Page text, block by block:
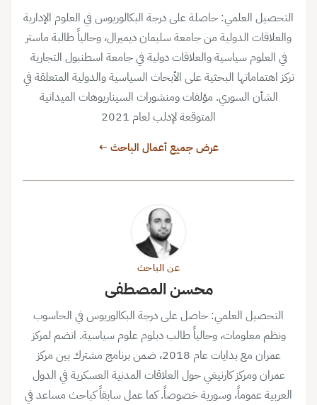
التحصيل العلمي: حاصلة على درجة البكالوريوس في العلوم الإدارية
والعلاقات الدولية من جامعة سليمان ديميرال، وحالياً طالبة ماستر
في العلوم سياسية والعلاقات دولية في جامعة اسطنبول التجارية
تركز اهتماماتها البحثية على الأبحاث السياسية والدولية المتعلقة في
الشأن السوري. مؤلفات ومنشورات السيناريوهات الميدانية
المتوقعة لإدلب لعام 2021
عرض جميع أعمال الباحث ←
عن الباحث
محسن المصطفى
التحصيل العلمي: حاصل على درجة البكالوريوس في الحاسوب
ونظم معلومات، وحالياً طالب دبلوم علوم سياسية. انضم لمركز
عمران مع بدايات عام 2018، ضمن برنامج مشترك بين مركز
عمران ومركز كارنيغي حول العلاقات المدنية العسكرية في الدول
العربية عموماً، وسورية خصوصاً. كما عمل سابقاً كباحث مساعد في